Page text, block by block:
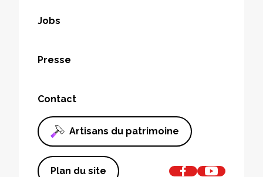
Jobs
Presse
Contact
Artisans du patrimoine
Plan du site